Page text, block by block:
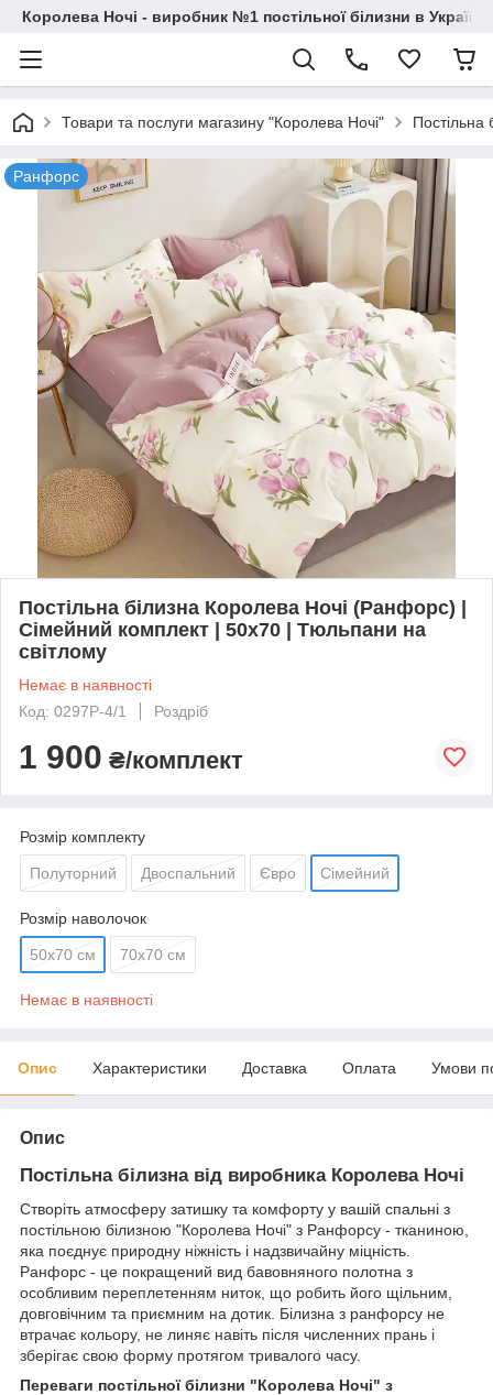
Королева Ночі - виробник №1 постільної білизни в Україні
Товари та послуги магазину "Королева Ночі" Постільна
Ранфорс
Постільна білизна Королева Ночі (Ранфорс) |
Сімейний комплект | 50х70 | Тюльпани на
світлому
Немає в наявності
Код: 0297Р-4/1
Роздріб
1 900 ₴/комплект
Розмір комплекту
Полуторний Двоспальний Євро Сімейний
Розмір наволочок
50х70 см 70х70 см
Немає в наявності
Опис Характеристики Доставка Оплата Умови
Опис
Постільна білизна від виробника Королева Ночі
Створіть атмосферу затишку та комфорту у вашій спальні з
постільною білизною "Королева Ночі" з Ранфорсу - тканиною,
яка поєднує природну ніжність і надзвичайну міцність.
Ранфорс - це покращений вид бавовняного полотна з
особливим переплетенням ниток, що робить його щільним,
довговічним та приємним на дотик. Білизна з ранфорсу не
втрачає кольору, не линяє навіть після численних прань і
зберігає свою форму протягом тривалого часу.
Переваги постільної білизни "Королева Ночі" з